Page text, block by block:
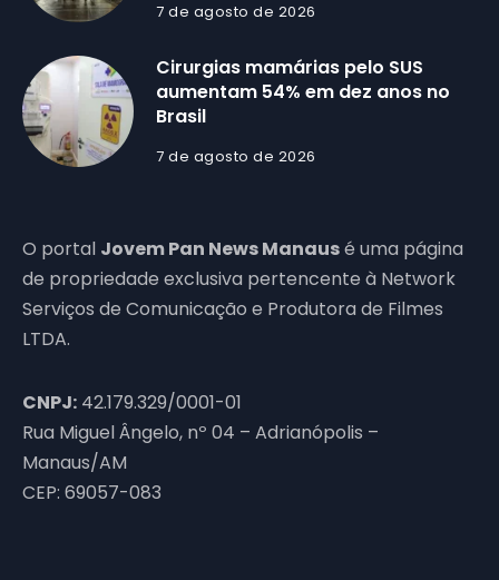
7 de agosto de 2026
Cirurgias mamárias pelo SUS
aumentam 54% em dez anos no
Brasil
7 de agosto de 2026
O portal Jovem Pan News Manausé uma página
de propriedade exclusiva pertencente à Network
Serviços de Comunicação e Produtora de Filmes
LTDA.
CNPJ: 42.179.329/0001-01
Rua Miguel Ângelo, nº 04 – Adrianópolis –
Manaus/AM
CEP: 69057-083